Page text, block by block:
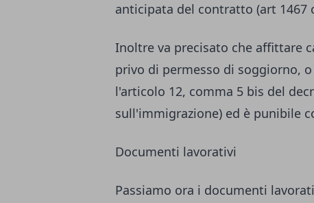
anticipata del contratto (art 1467
Inoltre va precisato che affittare
privo di permesso di soggiorno,
l'articolo 12, comma 5 bis del
sull'immigrazione) ed è punibile
Documenti lavorativi
Passiamo ora i documenti